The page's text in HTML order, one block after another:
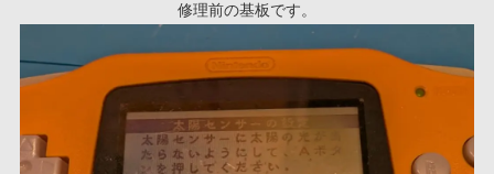
修理前の基板です。